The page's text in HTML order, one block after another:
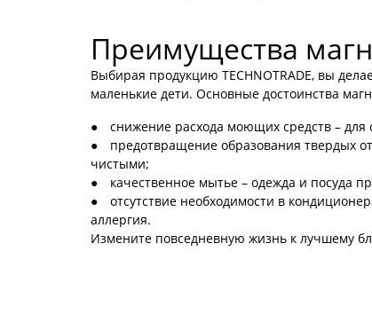
Преимущества
Выбирая продукцию TECHNOTRADE, вы
маленькие дети. Основные достоинства
снижение расхода моющих средств –
предотвращение образования твердых
чистыми;
качественное мытье – одежда и посуда
отсутствие необходимости в
аллергия.
Измените повседневную жизнь к лучшему